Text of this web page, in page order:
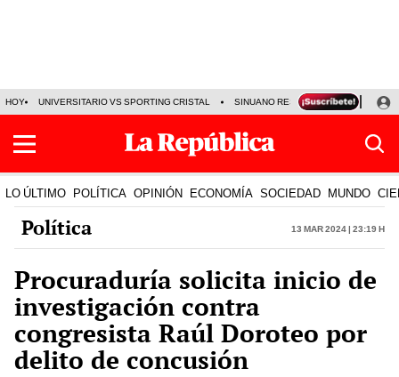
HOY UNIVERSITARIO VS SPORTING CRISTAL SINUANO RESULTADOS HOY
LO ÚLTIMO POLÍTICA OPINIÓN ECONOMÍA SOCIEDAD MUNDO
Política 13 Mar 2024 | 23:19 h
Procuraduría solicita inicio de
investigación contra
congresista Raúl Doroteo por
delito de concusión